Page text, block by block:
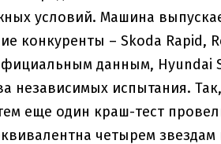
условий. Машина
конкуренты – Skoda Rapid,
данным, Hyundai
независимых испытания.
еще один краш-тест
четырем